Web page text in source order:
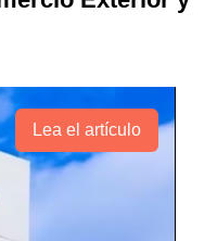
Lea el artículo